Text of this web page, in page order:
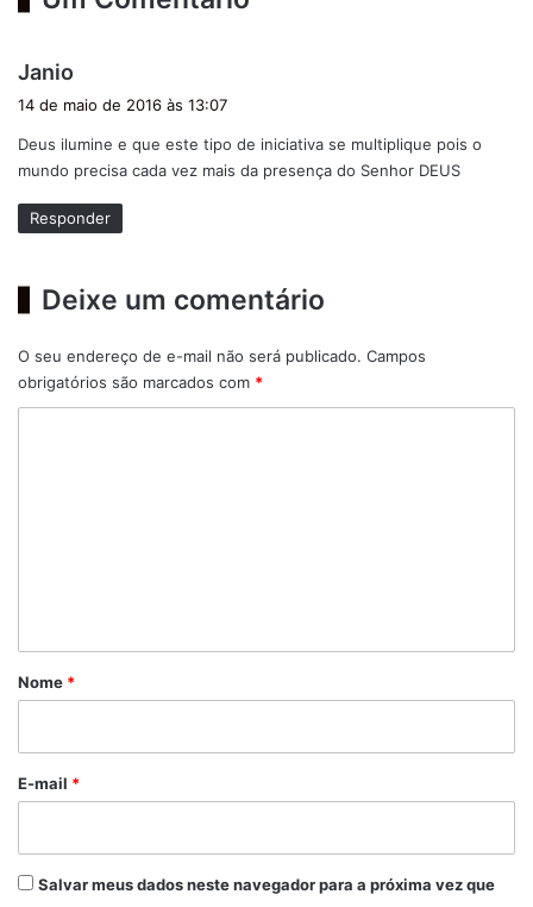
Janio
s
e
:
14 de maio de 2016 às 13:07
Deus ilumine e que este tipo de iniciativa se multiplique pois o
mundo precisa cada vez mais da presença do Senhor DEUS
Responder
Deixe um comentário
O seu endereço de e-mail não será publicado. Campos
obrigatórios são marcados com *
r
*
Nome *
E-mail *
Salvar meus dados neste navegador para a próxima vez que